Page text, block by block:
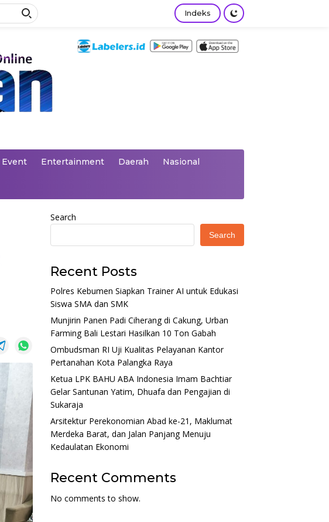
Indeks
Event Entertainment Daerah Nasional
Search
Search
Recent Posts
Polres Kebumen Siapkan Trainer AI untuk Edukasi
Siswa SMA dan SMK
Munjirin Panen Padi Ciherang di Cakung, Urban
Farming Bali Lestari Hasilkan 10 Ton Gabah
Ombudsman RI Uji Kualitas Pelayanan Kantor
Pertanahan Kota Palangka Raya
Ketua LPK BAHU ABA Indonesia Imam Bachtiar
Gelar Santunan Yatim, Dhuafa dan Pengajian di
Sukaraja
Arsitektur Perekonomian Abad ke-21, Maklumat
Merdeka Barat, dan Jalan Panjang Menuju
Kedaulatan Ekonomi
Recent Comments
No comments to show.